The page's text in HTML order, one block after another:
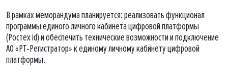
В рамках меморандума планируется: реализовать функционал
программы единого личного кабинета цифровой платформы
(Ростех id) и обеспечить технические возможности и подключение
АО «РТ-Регистратор» к единому личному кабинету цифровой
платформы.